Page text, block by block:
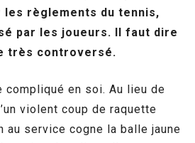
règlements du tennis,
par les joueurs. Il faut dire
très controversé.
compliqué en soi. Au lieu de
violent coup de raquette
au service cogne la balle jaune